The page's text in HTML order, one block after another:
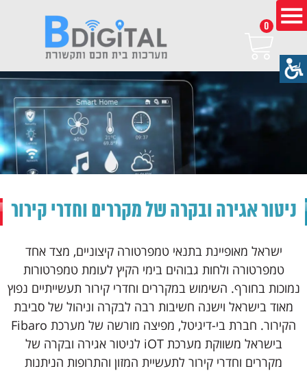
0
ניטור אגירה ובקרה של מקררים וחדרי קירור
ישראל מאופיינת בתנאי טמפרטורה קיצוניים, מצד אחד
טמפרטורה ולחות גבוהים בימי הקיץ לעומת טמפרטורות
נמוכות בחורף. השימוש במקררים וחדרי קירור תעשייתיים נפוץ
מאוד בישראל וישנה חשיבות רבה לבקרה וניהול של סביבת
הקירור. חברת בי-דיגיטל, מפיצה מורשה של מערכת Fibaro
בישראל משווקת מערכת iOT לניטור אגירה ובקרה של
מקררים וחדרי קירור לתעשיית המזון והתרופות הניתנות